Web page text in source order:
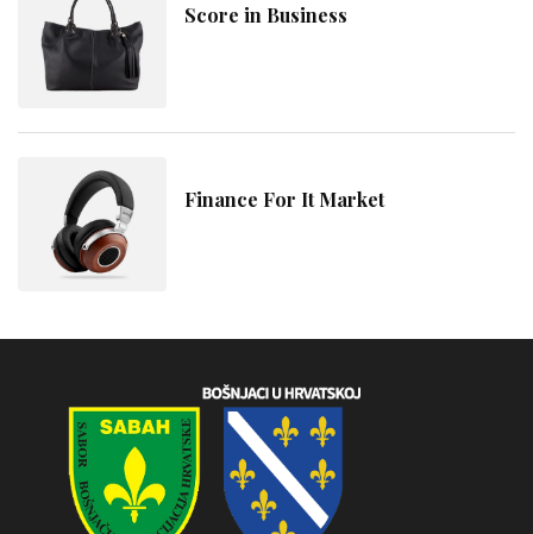
Score in Business
Finance For It Market